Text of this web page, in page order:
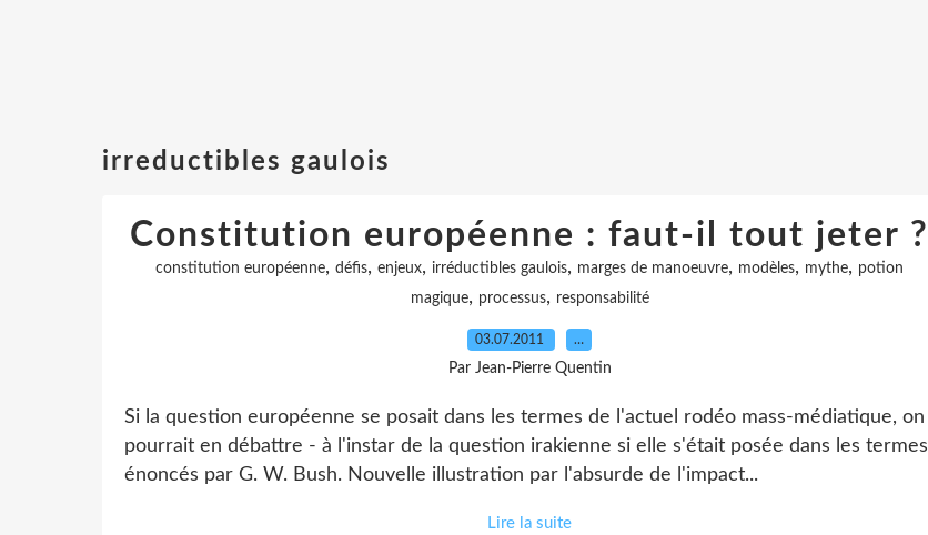
irreductibles gaulois
Constitution européenne : faut-il tout jeter ?
constitution européenne, défis, enjeux, irréductibles gaulois, marges de manoeuvre, modèles, mythe, potion
magique, processus, responsabilité
03.07.2011 …
Par Jean-Pierre Quentin
Si la question européenne se posait dans les termes de l'actuel rodéo mass-médiatique, on
pourrait en débattre - à l'instar de la question irakienne si elle s'était posée dans les termes
énoncés par G. W. Bush. Nouvelle illustration par l'absurde de l'impact...
Lire la suite